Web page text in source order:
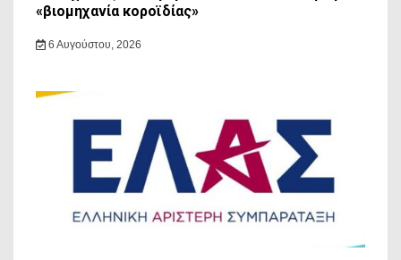
«βιομηχανία κοροϊδίας»
6 Αυγούστου, 2026